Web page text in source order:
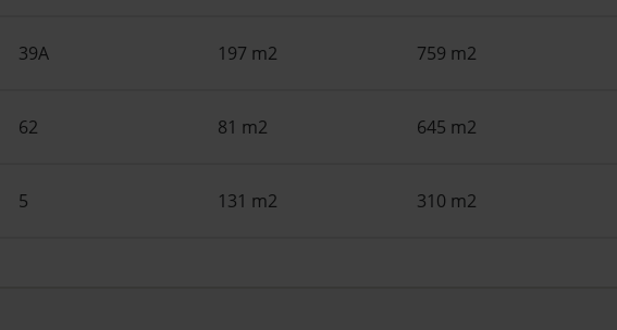
39A 197 m2 759 m2
62 81 m2 645 m2
5 131 m2 310 m2